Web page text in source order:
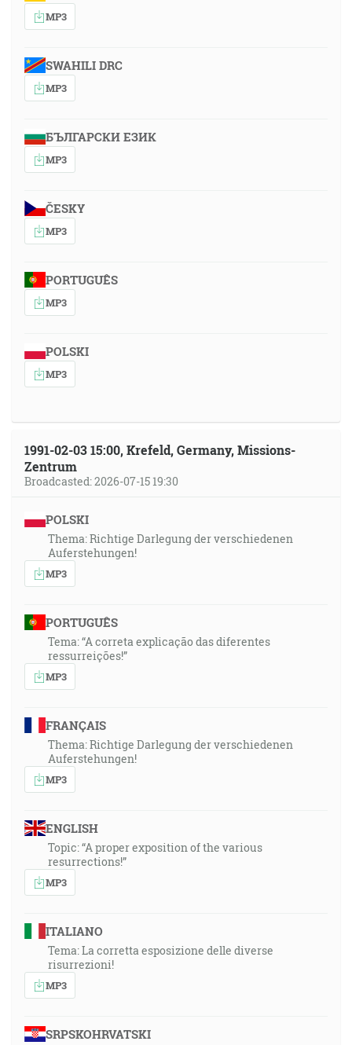
MP3
SWAHILI DRC
MP3
БЪЛГАРСКИ ЕЗИК
MP3
ČESKY
MP3
PORTUGUÊS
MP3
POLSKI
MP3
1991-02-03 15:00, Krefeld, Germany, Missions-
Zentrum
Broadcasted: 2026-07-15 19:30
POLSKI
Thema: Richtige Darlegung der verschiedenen
Auferstehungen!
MP3
PORTUGUÊS
Tema: “A correta explicação das diferentes
ressurreições!”
MP3
FRANÇAIS
Thema: Richtige Darlegung der verschiedenen
Auferstehungen!
MP3
ENGLISH
Topic: “A proper exposition of the various
resurrections!”
MP3
ITALIANO
Tema: La corretta esposizione delle diverse
risurrezioni!
MP3
SRPSKOHRVATSKI